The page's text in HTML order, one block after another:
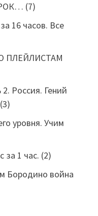
(7)
16 часов. Все
ПЛЕЙЛИСТАМ
Россия. Гений
(3)
уровня. Учим
за 1 час. (2)
Бородино война